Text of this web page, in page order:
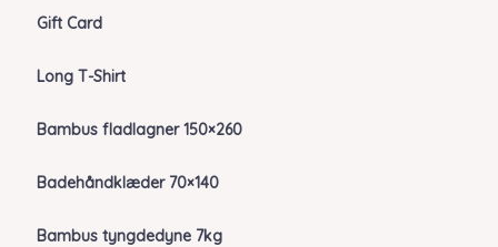
Gift Card
Long T-Shirt
Bambus fladlagner 150×260
Badehåndklæder 70×140
Bambus tyngdedyne 7kg